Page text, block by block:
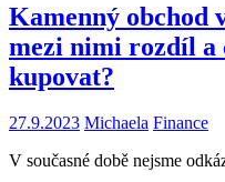
Kamenný obchod
mezi nimi rozdíl a
kupovat?
27.9.2023 Michaela Finance
V současné době nejsme